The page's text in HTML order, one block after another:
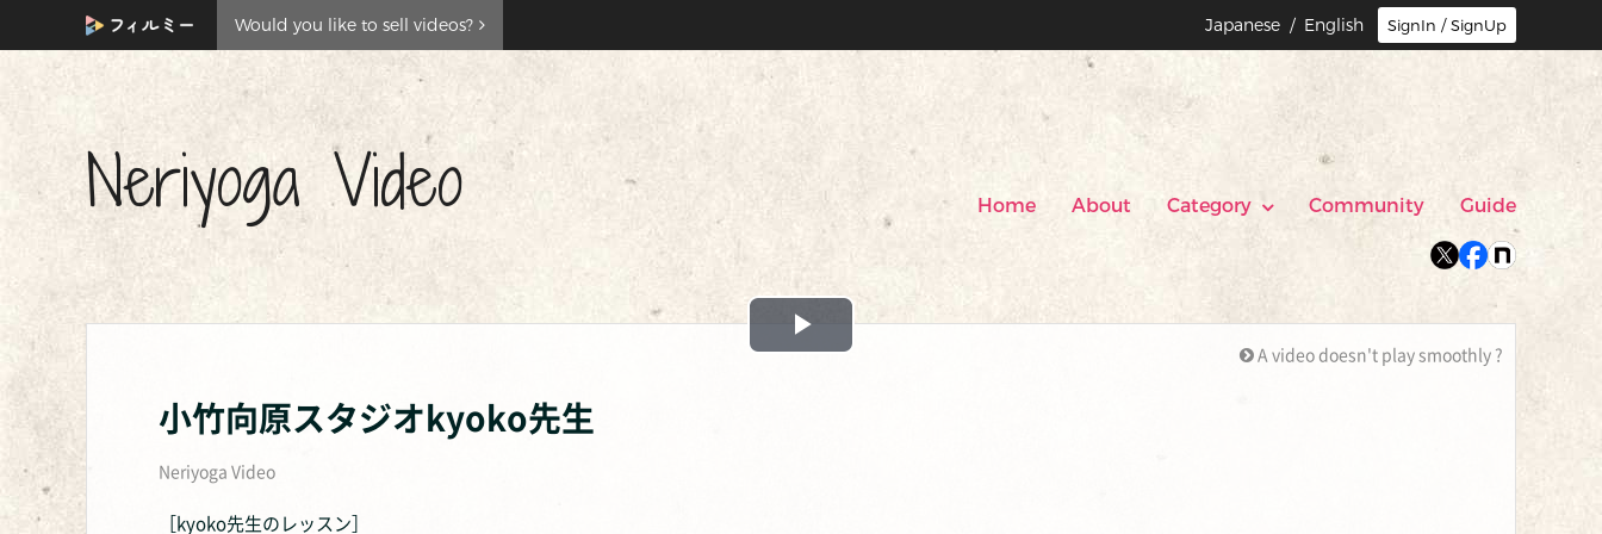
Would you like to sell videos? SignIn / SignUp
Japanese / English
Neriyoga Video Home About Category Community Guide
Play
A video doesn't play smoothly ?
小竹向原スタジオkyoko先生
Neriyoga Video
［kyoko先生のレッスン］